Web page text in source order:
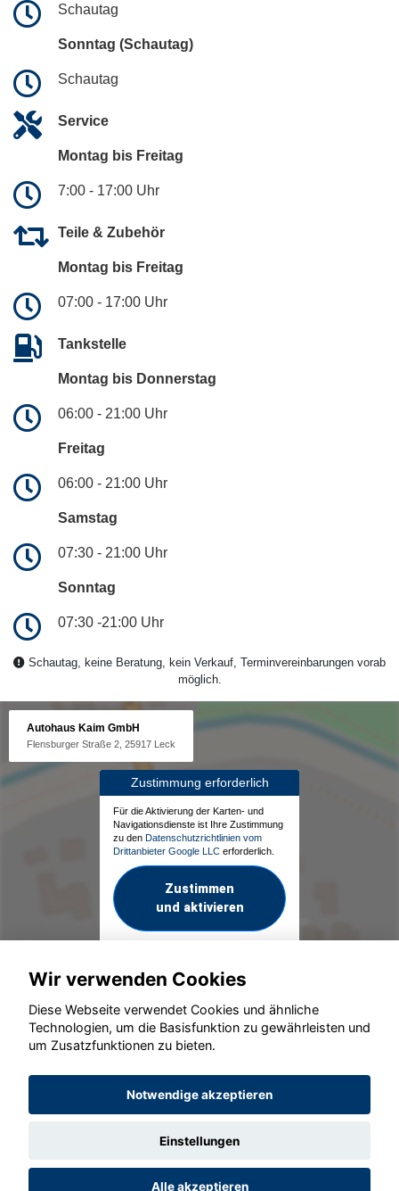
Schautag
Sonntag (Schautag)
Schautag
Service
Montag bis Freitag
7:00 - 17:00 Uhr
Teile & Zubehör
Montag bis Freitag
07:00 - 17:00 Uhr
Tankstelle
Montag bis Donnerstag
06:00 - 21:00 Uhr
Freitag
06:00 - 21:00 Uhr
Samstag
07:30 - 21:00 Uhr
Sonntag
07:30 -21:00 Uhr
Schautag, keine Beratung, kein Verkauf, Terminvereinbarungen vorab
möglich.
Autohaus Kaim GmbH
Flensburger Straße 2, 25917 Leck
Zustimmung erforderlich
Für die Aktivierung der Karten- und
Navigationsdienste ist Ihre Zustimmung
zu den Datenschutzrichtlinien vom
Drittanbieter Google LLC erforderlich.
Zustimmen
und aktivieren
© konjunkturmotor.de GmbH 2020 - 2026
Wir verwenden Cookies
Diese Webseite verwendet Cookies und ähnliche
Technologien, um die Basisfunktion zu gewährleisten und
um Zusatzfunktionen zu bieten.
Notwendige akzeptieren
Einstellungen
Alle akzeptieren